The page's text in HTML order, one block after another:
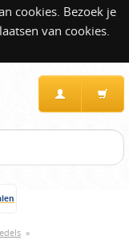
cookies. Bezoek je
van cookies.
»